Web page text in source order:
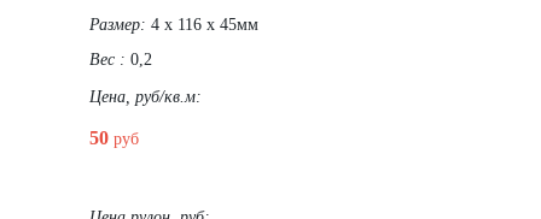
Размер: 4 х 116 х 45мм
Вес : 0,2
Цена, руб/кв.м:
50 руб